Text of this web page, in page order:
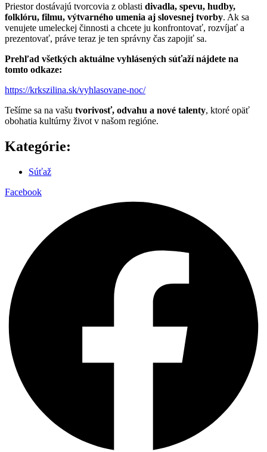
Priestor dostávajú tvorcovia z oblasti divadla, spevu, hudby,
folklóru, filmu, výtvarného umenia aj slovesnej tvorby. Ak sa
venujete umeleckej činnosti a chcete ju konfrontovať, rozvíjať a
prezentovať, práve teraz je ten správny čas zapojiť sa.
Prehľad všetkých aktuálne vyhlásených súťaží nájdete na
tomto odkaze:
https://krkszilina.sk/vyhlasovane-noc/
Tešíme sa na vašu tvorivosť, odvahu a nové talenty, ktoré opäť
obohatia kultúrny život v našom regióne.
Kategórie:
Súťaž
Facebook